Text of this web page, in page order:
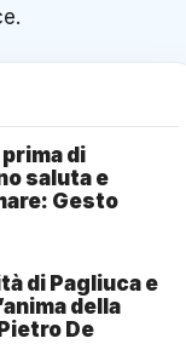
di
saluta e
Gesto
di Pagliuca e
della
De